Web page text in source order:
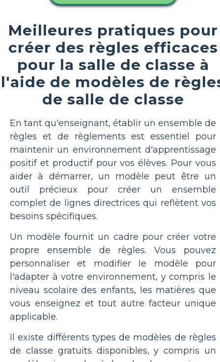
Meilleures pratiques pour
créer des règles efficaces
pour la salle de classe à
l'aide de modèles de
de salle de classe
En tant qu'enseignant, établir un ensemble de
règles et de règlements est essentiel pour
maintenir un environnement d'apprentissage
positif et productif pour vos élèves. Pour vous
aider à démarrer, un modèle peut être un
outil précieux pour créer un ensemble
complet de lignes directrices qui reflètent vos
besoins spécifiques.
Un modèle fournit un cadre pour créer votre
propre ensemble de règles. Vous pouvez
personnaliser et modifier le modèle pour
l'adapter à votre environnement, y compris le
niveau scolaire des enfants, les matières que
vous enseignez et tout autre facteur unique
applicable.
Il existe différents types de modèles de règles
de classe gratuits disponibles, y compris un